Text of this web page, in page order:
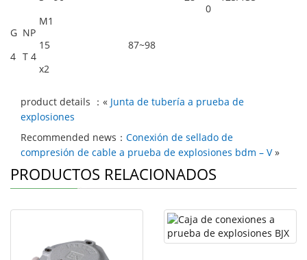
0
G
4
NP
T 4
M1
15
x2
87~98
product details ：« Junta de tubería a prueba de
explosiones
Recommended news： Conexión de sellado de
compresión de cable a prueba de explosiones bdm – V»
PRODUCTOS RELACIONADOS